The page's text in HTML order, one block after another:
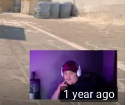
1 year ago